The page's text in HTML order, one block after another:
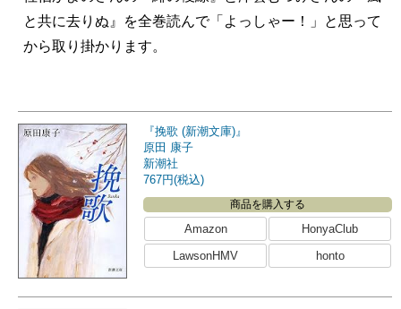
『挽歌 (新潮文庫)』
原田 康子
新潮社
767円(税込)
商品を購入する
Amazon
HonyaClub
LawsonHMV
honto
と共に去りぬ』を全巻読んで「よっしゃー！」と思って
から取り掛かります。